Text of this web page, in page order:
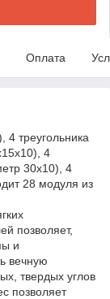
Оплата
4 треугольника
4
30х10), 4
28 модуля из
позволяет,
и
вечную
твердых углов
позволяет